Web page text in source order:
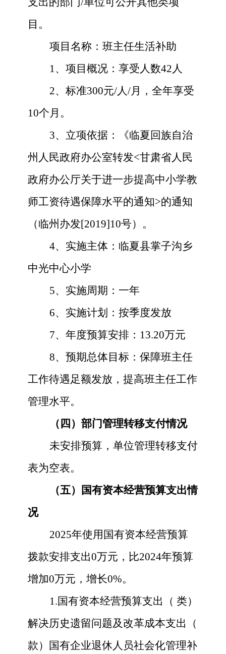
目。
项目名称： 班主任生活补助
1、 项目概况：享受人数42人
2、 标准300元/人/月，全年享受
10个月 。
3、立项依据：
《临夏回族自治
州人民政府办公室转发<甘肃省人民
政府办公厅关于进一步提高中小学教
师工资待遇保障水平的通知>的通知
（临州办发[2019]10号） 。
4、实施主体： 临夏县掌子沟乡
中光中心小学
5、实施周期：一年
6、实施计划：按季度发放
7、年度预算安排： 13.20万元
8、预期总体目标： 保障班主任
工作待遇足额发放，提高班主任工作
管理水平。
（四）部门管理转移支付情况
未安排预算，单位管理转移支付
表为空表。
（五）国有资本经营预算支出情
况
2025年使用国有资本经营预算
拨款安排支出0万元，比2024年预算
增加0万元，增长0%。
1.国有资本经营预算支出（ 类）
解决历史遗留问题及改革成本支出（
款）国有企业退休人员社会化管理补